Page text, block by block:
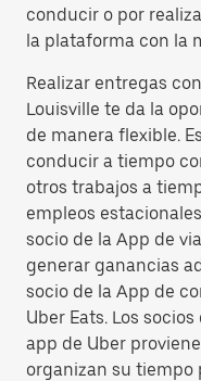
conducir o por
la plataforma con la
Realizar entregas
Louisville te da la
de manera flexible.
conducir a tiempo
otros trabajos a
empleos
socio de la App de
generar ganancias
socio de la App de
Uber Eats. Los
app de Uber
organizan su tiempo